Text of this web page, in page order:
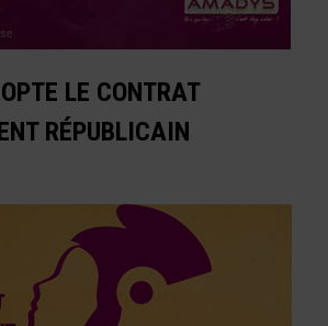
LE CONTRAT
RÉPUBLICAIN